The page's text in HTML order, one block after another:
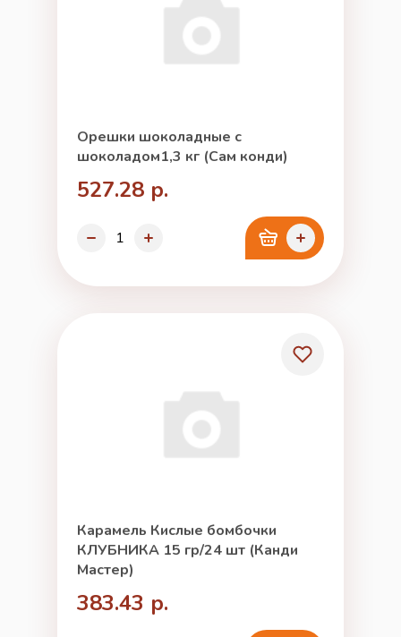
Орешки шоколадные с
шоколадом1,3 кг (Сам конди)
527.28 р.
Карамель Кислые бомбочки
КЛУБНИКА 15 гр/24 шт (Канди
Мастер)
383.43 р.